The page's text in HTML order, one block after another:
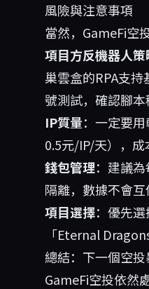
風險與注意事項
當然，GameFi空
項目方反機器人策
巢雲盒的RPA支
號測試，確認腳本
IP質量：一定要
0.5元/IP/天），成
錢包管理：建議
隔離，數據不會互
項目選擇：優先
「Eternal
總結：下一個空
GameFi空投依然